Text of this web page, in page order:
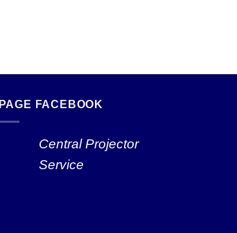
PAGE FACEBOOK
Central Projector
Service